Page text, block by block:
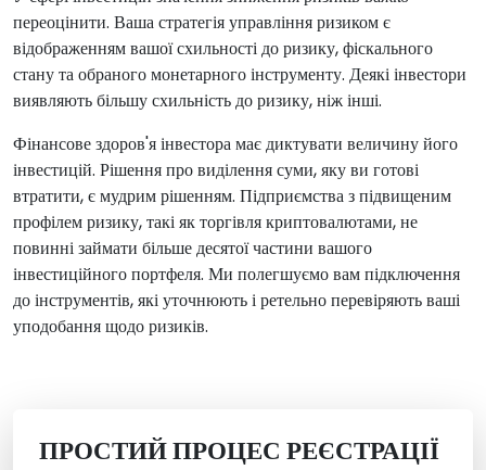
переоцінити. Ваша стратегія управління ризиком є
відображенням вашої схильності до ризику, фіскального
стану та обраного монетарного інструменту. Деякі інвестори
виявляють більшу схильність до ризику, ніж інші.
Фінансове здоров'я інвестора має диктувати величину його
інвестицій. Рішення про виділення суми, яку ви готові
втратити, є мудрим рішенням. Підприємства з підвищеним
профілем ризику, такі як торгівля криптовалютами, не
повинні займати більше десятої частини вашого
інвестиційного портфеля. Ми полегшуємо вам підключення
до інструментів, які уточнюють і ретельно перевіряють ваші
уподобання щодо ризиків.
ПРОСТИЙ ПРОЦЕС РЕЄСТРАЦІЇ